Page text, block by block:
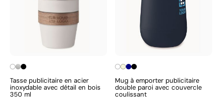
Tasse publicitaire en acier
inoxydable avec détail en bois
350 ml
Mug à emporter publicitaire
double paroi avec couvercle
coulissant